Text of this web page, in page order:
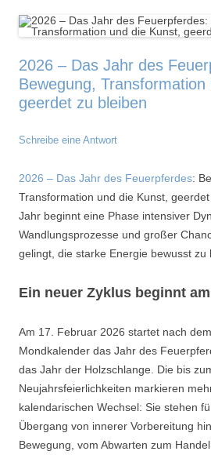
2026 – Das Jahr des
Bewegung, Transformation
geerdet zu bleiben
Schreibe eine Antwort
2026 – Das Jahr des Feuerpferdes:
Transformation und die Kunst,
Jahr beginnt eine Phase intensiver
Wandlungsprozesse und großer
gelingt, die starke Energie bewusst zu
Ein neuer Zyklus beginnt
Am 17. Februar 2026 startet nach
Mondkalender das Jahr des
das Jahr der Holzschlange. Die bis
Neujahrsfeierlichkeiten markieren
kalendarischen Wechsel: Sie stehen
Übergang von innerer Vorbereitung
Bewegung, vom Abwarten zum